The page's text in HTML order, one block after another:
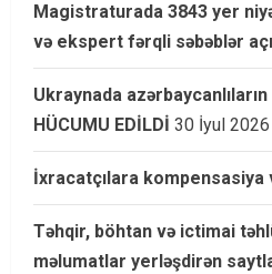
Magistraturada 3843 yer
və ekspert fərqli səbəblər
Ukraynada
HÜCUMU EDİLDİ 30 İyul 2026
İxracatçılara kompensasiya
Təhqir, böhtan və ictimai
məlumatlar yerləşdirən